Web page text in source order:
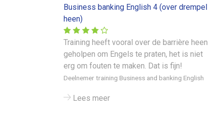
Business banking English 4 (over drempel
heen)
Training heeft vooral over de barrière heen
geholpen om Engels te praten, het is niet
erg om fouten te maken. Dat is fijn!
Deelnemer training Business and banking English
Lees meer